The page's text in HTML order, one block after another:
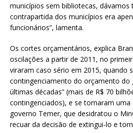
municípios sem bibliotecas, dávamos
contrapartida dos municípios era
funcionários”, lamenta.
Os cortes orçamentários, explica
oscilações a partir de 2011, no
viraram caso sério em 2015, quando
contingenciamento do orçamento do
últimas décadas” (mais de R$ 70
contingenciados), e se tornaram
governo Temer, que desidratou o
recuar da decisão de extingui-lo e